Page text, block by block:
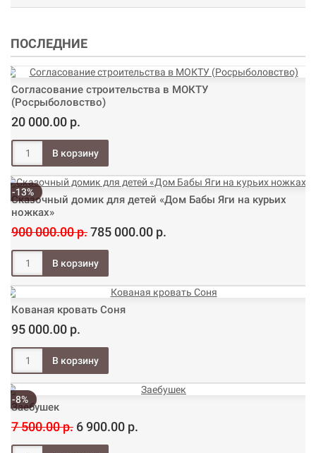
ПОСЛЕДНИЕ
Согласование строительства в МОКТУ
(Росрыболовство)
20 000.00 р.
-13%
Сказочный домик для детей «Дом Бабы Яги на курьих
ножках»
900 000.00 р.785 000.00 р.
Кованая кровать Соня
95 000.00 р.
-8%
Заебушек
7 500.00 р. 6 900.00 р.